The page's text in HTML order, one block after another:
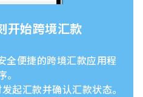
开始跨境汇款
全便捷的跨境汇款应用程
。
起汇款并确认汇款状态。